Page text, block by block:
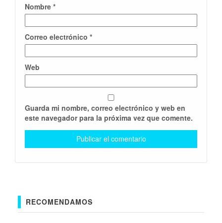
Nombre *
Correo electrónico *
Web
Guarda mi nombre, correo electrónico y web en
este navegador para la próxima vez que comente.
RECOMENDAMOS